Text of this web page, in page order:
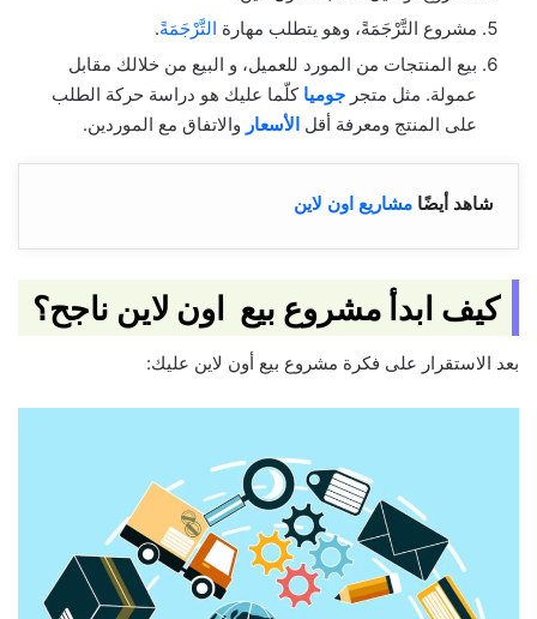
مشروع التَّرْجَمَةً، وهو يتطلب مهارة التَّرْجَمَةً.
بيع المنتجات من المورد للعميل، و البيع من خلالك مقابل
عمولة. مثل متجر جوميا كلّما عليك هو دراسة حركة الطلب
على المنتج ومعرفة أقل الأسعار والاتفاق مع الموردين.
شاهد أيضًا مشاريع اون لاين
كيف ابدأ مشروع بيع اون لاين ناجح؟
بعد الاستقرار على فكرة مشروع بيع أون لاين عليك: